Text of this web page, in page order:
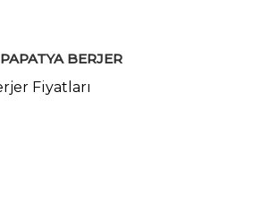
PAPATYA BERJER